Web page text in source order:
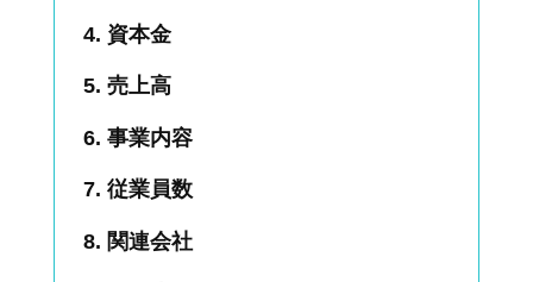
資本金
売上高
事業内容
従業員数
関連会社